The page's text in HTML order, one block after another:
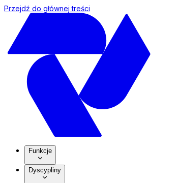
Przejdź do głównej treści
Funkcje
Dyscypliny